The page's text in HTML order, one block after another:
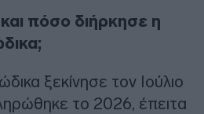
πόσο διήρκησε η
ξεκίνησε τον Ιούλιο
το 2026, έπειτα